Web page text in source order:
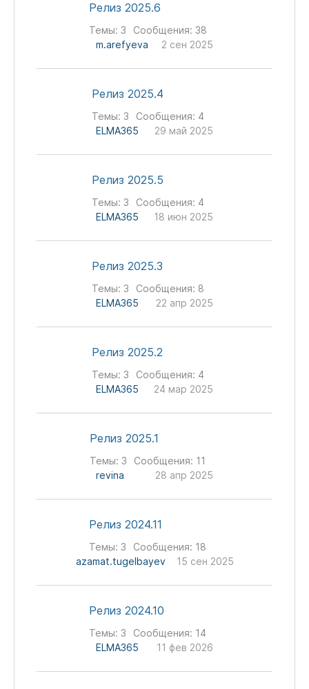
Релиз 2025.6
Темы: 3 Сообщения: 38
2 сен 2025
m.arefyeva
Релиз 2025.4
Темы: 3 Сообщения: 4
29 май 2025
ELMA365
Релиз 2025.5
Темы: 3 Сообщения: 4
18 июн 2025
ELMA365
Релиз 2025.3
Темы: 3 Сообщения: 8
22 апр 2025
ELMA365
Релиз 2025.2
Темы: 3 Сообщения: 4
24 мар 2025
ELMA365
Релиз 2025.1
Темы: 3 Сообщения: 11
28 апр 2025
revina
Релиз 2024.11
Темы: 3 Сообщения: 18
15 сен 2025
azamat.tugelbayev
Релиз 2024.10
Темы: 3 Сообщения: 14
11 фев 2026
ELMA365